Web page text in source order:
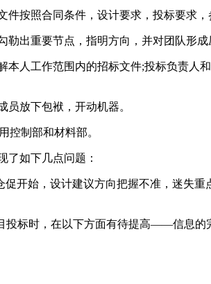
按照合同条件，设计要求，投标要求
出重要节点，指明方向，并对团队形成
人工作范围内的招标文件;投标负责
放下包袱，开动机器。
控制部和材料部。
了如下几点问题：
开始，设计建议方向把握不准，迷失
标时，在以下方面有待提高——信息的